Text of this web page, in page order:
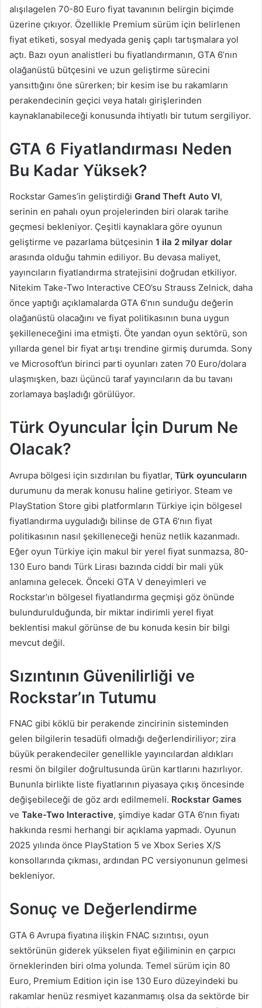
alışılagelen 70-80 Euro fiyat tavanının belirgin biçimde
üzerine çıkıyor. Özellikle Premium sürüm için belirlenen
fiyat etiketi, sosyal medyada geniş çaplı tartışmalara yol
açtı. Bazı oyun analistleri bu fiyatlandırmanın, GTA 6’nın
olağanüstü bütçesini ve uzun geliştirme sürecini
yansıttığını öne sürerken; bir kesim ise bu rakamların
perakendecinin geçici veya hatalı girişlerinden
kaynaklanabileceği konusunda ihtiyatlı bir tutum sergiliyor.
GTA 6 Fiyatlandırması Neden
Bu Kadar Yüksek?
Rockstar Games’in geliştirdiği Grand Theft Auto VI,
serinin en pahalı oyun projelerinden biri olarak tarihe
geçmesi bekleniyor. Çeşitli kaynaklara göre oyunun
geliştirme ve pazarlama bütçesinin 1 ila 2 milyar dolar
arasında olduğu tahmin ediliyor. Bu devasa maliyet,
yayıncıların fiyatlandırma stratejisini doğrudan etkiliyor.
Nitekim Take-Two Interactive CEO’su Strauss Zelnick, daha
önce yaptığı açıklamalarda GTA 6’nın sunduğu değerin
olağanüstü olacağını ve fiyat politikasının buna uygun
şekilleneceğini ima etmişti. Öte yandan oyun sektörü, son
yıllarda genel bir fiyat artışı trendine girmiş durumda. Sony
ve Microsoft’un birinci parti oyunları zaten 70 Euro/dolara
ulaşmışken, bazı üçüncü taraf yayıncıların da bu tavanı
zorlamaya başladığı görülüyor.
Türk Oyuncular İçin Durum Ne
Olacak?
Avrupa bölgesi için sızdırılan bu fiyatlar, Türk oyuncuların
durumunu da merak konusu haline getiriyor. Steam ve
PlayStation Store gibi platformların Türkiye için bölgesel
fiyatlandırma uyguladığı bilinse de GTA 6’nın fiyat
politikasının nasıl şekilleneceği henüz netlik kazanmadı.
Eğer oyun Türkiye için makul bir yerel fiyat sunmazsa, 80-
130 Euro bandı Türk Lirası bazında ciddi bir mali yük
anlamına gelecek. Önceki GTA V deneyimleri ve
Rockstar’ın bölgesel fiyatlandırma geçmişi göz önünde
bulundurulduğunda, bir miktar indirimli yerel fiyat
beklentisi makul görünse de bu konuda kesin bir bilgi
mevcut değil.
Sızıntının Güvenilirliği ve
Rockstar’ın Tutumu
FNAC gibi köklü bir perakende zincirinin sisteminden
gelen bilgilerin tesadüfi olmadığı değerlendiriliyor; zira
büyük perakendeciler genellikle yayıncılardan aldıkları
resmi ön bilgiler doğrultusunda ürün kartlarını hazırlıyor.
Bununla birlikte liste fiyatlarının piyasaya çıkış öncesinde
değişebileceği de göz ardı edilmemeli. Rockstar Games
ve Take-Two Interactive, şimdiye kadar GTA 6’nın fiyatı
hakkında resmi herhangi bir açıklama yapmadı. Oyunun
2025 yılında önce PlayStation 5 ve Xbox Series X/S
konsollarında çıkması, ardından PC versiyonunun gelmesi
bekleniyor.
Sonuç ve Değerlendirme
GTA 6 Avrupa fiyatına ilişkin FNAC sızıntısı, oyun
sektörünün giderek yükselen fiyat eğiliminin en çarpıcı
örneklerinden biri olma yolunda. Temel sürüm için 80
Euro, Premium Edition için ise 130 Euro düzeyindeki bu
rakamlar henüz resmiyet kazanmamış olsa da sektörde bir